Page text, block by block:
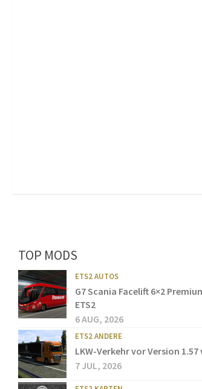
TOP MODS
ETS2 AUTOS
G7 Scania Facelift 6×2
ETS2
6 AUG, 2026
ETS2 ANDERE
LKW-Verkehr vor Version 1.57
7 JUL, 2026